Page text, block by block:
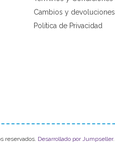
Cambios y devoluciones
Política de Privacidad
reservados. Desarrollado por Jumpseller.